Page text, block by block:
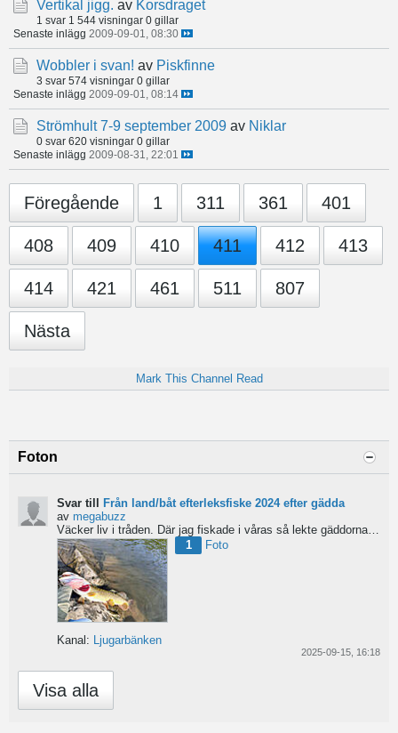
Vertikal jigg. av Korsdraget
1 svar 1 544 visningar 0 gillar
Senaste inlägg 2009-09-01, 08:30
Wobbler i svan! av Piskfinne
3 svar 574 visningar 0 gillar
Senaste inlägg 2009-09-01, 08:14
Strömhult 7-9 september 2009 av Niklar
0 svar 620 visningar 0 gillar
Senaste inlägg 2009-08-31, 22:01
Föregående 1 311 361 401
408 409 410 411 412 413
414 421 461 511 807
Nästa
Mark This Channel Read
Foton
Svar till
Från land/båt efterleksfiske 2024 efter gädda
av megabuzz
Väcker liv i tråden. Där jag fiskade i våras så lekte gäddorna från början av mars hela vägen in i juni...
1
Foto
Kanal: Ljugarbänken
2025-09-15, 16:18
Visa alla